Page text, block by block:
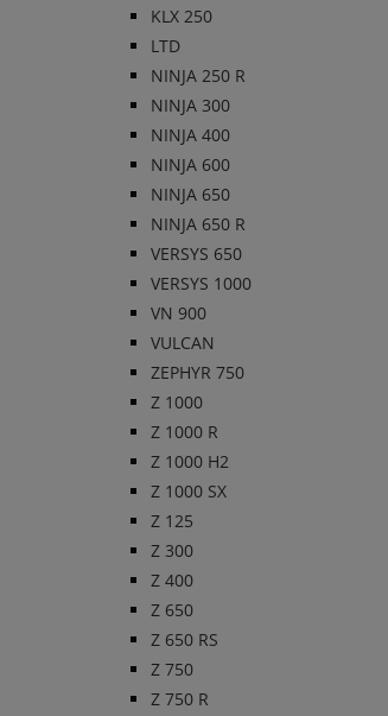
KLX 250
LTD
NINJA 250 R
NINJA 300
NINJA 400
NINJA 600
NINJA 650
NINJA 650 R
VERSYS 650
VERSYS 1000
VN 900
VULCAN
ZEPHYR 750
Z 1000
Z 1000 R
Z 1000 H2
Z 1000 SX
Z 125
Z 300
Z 400
Z 650
Z 650 RS
Z 750
Z 750 R